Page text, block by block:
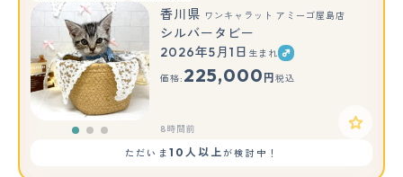
もっと見る
香川県 ワンキャラット アミーゴ屋島店
シルバータビー
2026年5月1日 生まれ
価格: 225,000 円 税込
8時間前
ただいま 10人以上が検討中！